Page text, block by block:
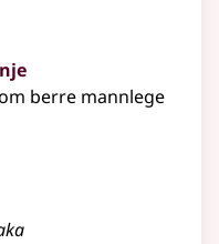
berre mannlege